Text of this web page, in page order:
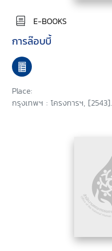
E-BOOKS
การล๊อบบี้
Place:
กรุงเทพฯ : โครงการฯ, [2543].